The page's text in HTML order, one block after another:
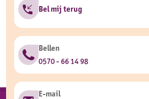
Bel mij terug
Bellen
0570 - 66 14 98
E-mail